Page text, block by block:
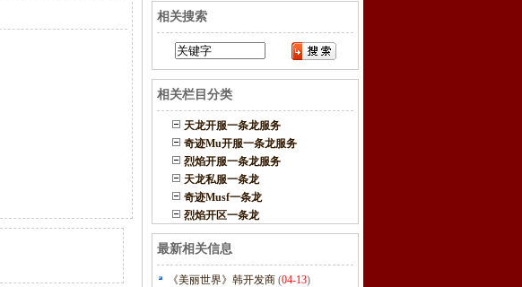
相关搜索
相关栏目分类
天龙开服一条龙服务
奇迹Mu开服一条龙服务
烈焰开服一条龙服务
天龙私服一条龙
奇迹Musf一条龙
烈焰开区一条龙
最新相关信息
《美丽世界》韩开发商 (04-13)